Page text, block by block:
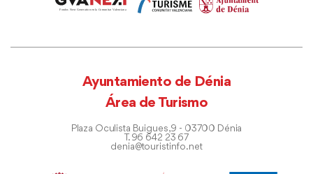
Ayuntamiento de Dénia
Área de Turismo
Plaza Oculista Buigues, 9 - 03700 Dénia
T. 96 642 23 67
denia@touristinfo.net